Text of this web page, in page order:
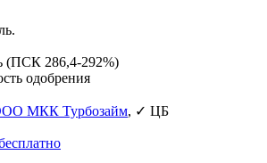
(ПСК 286,4-292%)
одобрения
МКК Турбозайм, ✓ ЦБ